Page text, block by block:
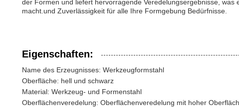
der Formen und liefert hervorragende Veredelungsergebnisse,
macht.und Zuverlässigkeit für alle Ihre Formgebung Bedürfnisse.
Eigenschaften:
Name des Erzeugnisses: Werkzeugformstahl
Oberfläche: hell und schwarz
Material: Werkzeug- und Formenstahl
Oberflächenveredelung: Oberflächenveredelung mit hoher